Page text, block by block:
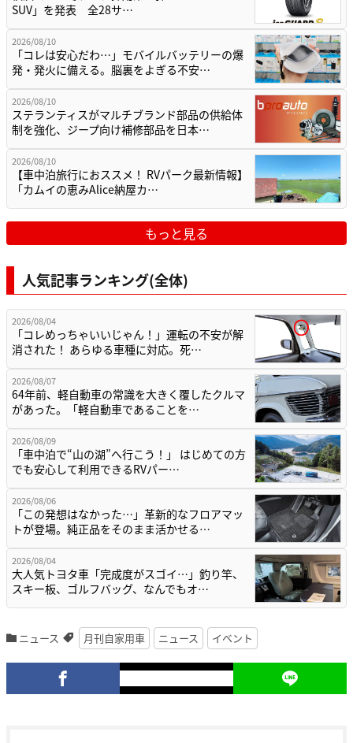
SUV」を発表 全28サ…
2026/08/10
「コレは安心だわ…」モバイルバッテリーの爆
発・発火に備える。脳裏をよぎる不安…
2026/08/10
ステランティスがマルチブランド部品の供給体
制を強化、ジープ向け補修部品を日本…
2026/08/10
【車中泊旅行におススメ！ RVパーク最新情報】
「カムイの恵みAlice納屋カ…
もっと見る
人気記事ランキング(全体)
2026/08/04
「コレめっちゃいいじゃん！」運転の不安が解
消された！ あらゆる車種に対応。死…
2026/08/07
64年前、軽自動車の常識を大きく覆したクルマ
があった。「軽自動車であることを…
2026/08/09
「車中泊で“山の湖”へ行こう！」 はじめての方
でも安心して利用できるRVパー…
2026/08/06
「この発想はなかった…」革新的なフロアマッ
トが登場。純正品をそのまま活かせる…
2026/08/04
大人気トヨタ車「完成度がスゴイ…」釣り竿、
スキー板、ゴルフバッグ、なんでもオ…
ニュース 月刊自家用車 ニュース イベント